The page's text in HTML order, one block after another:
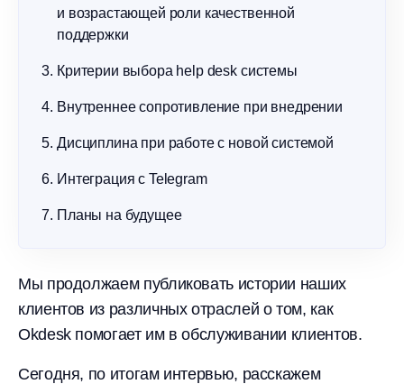
и возрастающей роли качественной
поддержки
Критерии выбора help desk системы
Внутреннее сопротивление при внедрении
Дисциплина при работе с новой системой
Интеграция с Telegram
Планы на будущее
Мы продолжаем публиковать истории наших
клиентов из различных отраслей о том, как
Okdesk помогает им в обслуживании клиентов.
Сегодня, по итогам интервью, расскажем